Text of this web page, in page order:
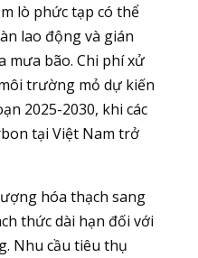
lò phức tạp có thể
lao động và gián
mưa bão. Chi phí xử
trường mỏ dự kiến
2025-2030, khi các
tại Việt Nam trở
hóa thạch sang
thức dài hạn đối với
Nhu cầu tiêu thụ